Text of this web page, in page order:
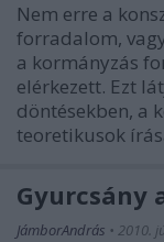
Nem erre a
forradalom,
a kormányzás
elérkezett. Ezt
döntésekben, a
teoretikusok
Gyurcsány
JámborAndrás • 2010.